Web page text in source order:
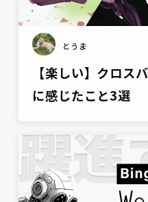
とうま
【楽しい】クロス
に感じたこと3選
雑談